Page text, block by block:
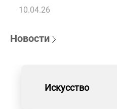
10.04.26
Новости
Искусство